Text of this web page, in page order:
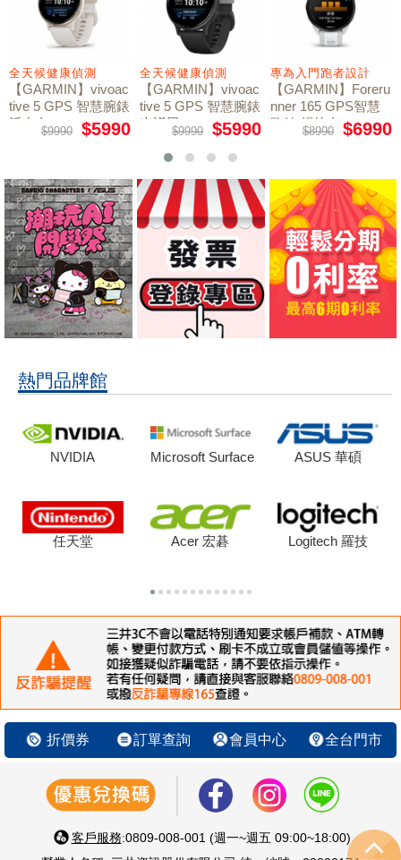
全天候健康偵測
【GARMIN】vivoac
tive 5 GPS 智慧腕錶
活力白
$9990 $5990
全天候健康偵測
【GARMIN】vivoac
tive 5 GPS 智慧腕錶
光譜黑
$9990 $5990
專為入門跑者設計
【GARMIN】Foreru
nner 165 GPS智慧
跑錶 暢快白
$8990 $6990
熱門品牌館
NVIDIA Microsoft Surface ASUS 華碩
任天堂 Acer 宏碁 Logitech 羅技
折價券 訂單查詢 會員中心 全台門市
客戶服務:0809-008-001 (週一~週五 09:00~18:00)